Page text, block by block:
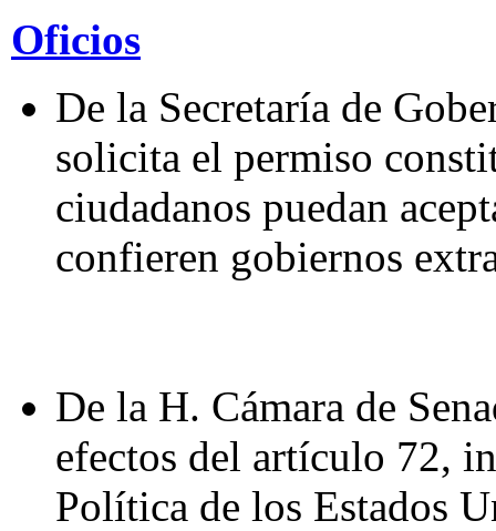
Oficios
De la Secretaría de
solicita el permiso
ciudadanos puedan
confieren gobiernos
De la H. Cámara de
efectos del artículo 72,
Política de los Estados